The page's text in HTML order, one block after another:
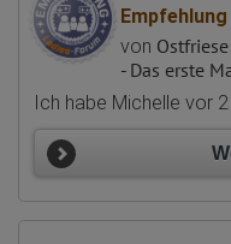
von Ostfriese
- Das erste